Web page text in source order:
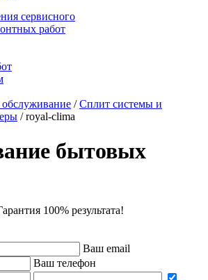
сервисного
работ
/Сплит системы и
/royal-clima
бытовых
100% результата!
Ваш email
Ваш телефон